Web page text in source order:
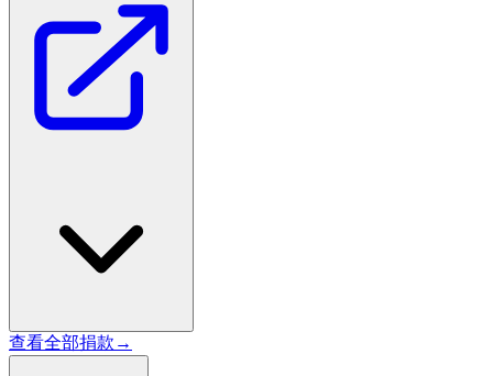
查看全部捐款 →